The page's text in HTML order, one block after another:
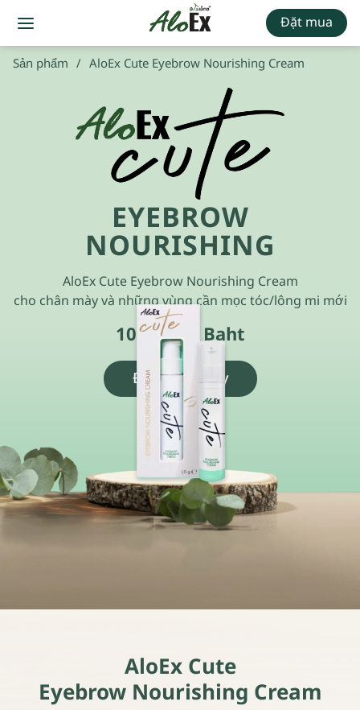
Đặt mua
Sản phẩm / AloEx Cute Eyebrow Nourishing Cream
EYEBROW
NOURISHING
AloEx Cute Eyebrow Nourishing Cream
cho chân mày và những vùng cần mọc tóc/lông mi mới
10 g · 295 Baht
Đặt mua ngay
AloEx Cute
Eyebrow Nourishing Cream